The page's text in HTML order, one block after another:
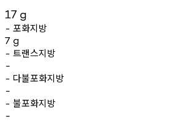
17 g
- 포화지방
7 g
- 트랜스지방
-
- 다불포화지방
-
- 불포화지방
-